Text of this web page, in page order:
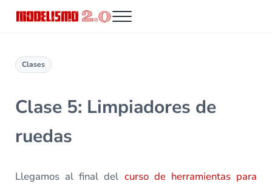
Menu
Clases
Clase 5: Limpiadores de
ruedas
Llegamos al final del curso de herramientas para